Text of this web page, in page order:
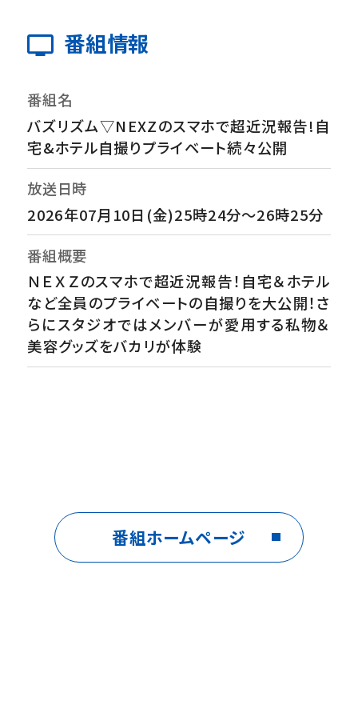
番組情報
番組名
バズリズム▽NEXZのスマホで超近況報告!自
宅&ホテル自撮りプライベート続々公開
放送日時
2026年07月10日(金)25時24分～26時25分
番組概要
ＮＥＸＺのスマホで超近況報告！自宅＆ホテル
など全員のプライベートの自撮りを大公開！さ
らにスタジオではメンバーが愛用する私物＆
美容グッズをバカリが体験
番組ホームページ